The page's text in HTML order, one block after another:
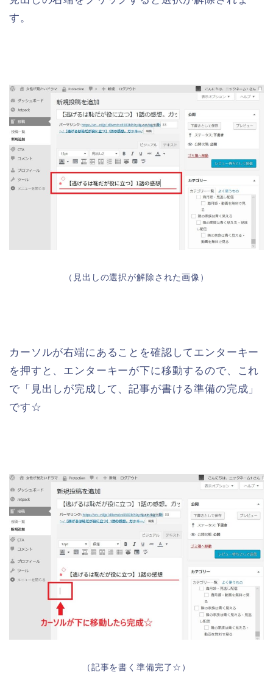
す。
（見出しの選択が解除された画像）
カーソルが右端にあることを確認してエンターキー
を押すと、エンターキーが下に移動するので、これ
で「見出しが完成して、記事が書ける準備の完成」
です☆
（記事を書く準備完了☆）